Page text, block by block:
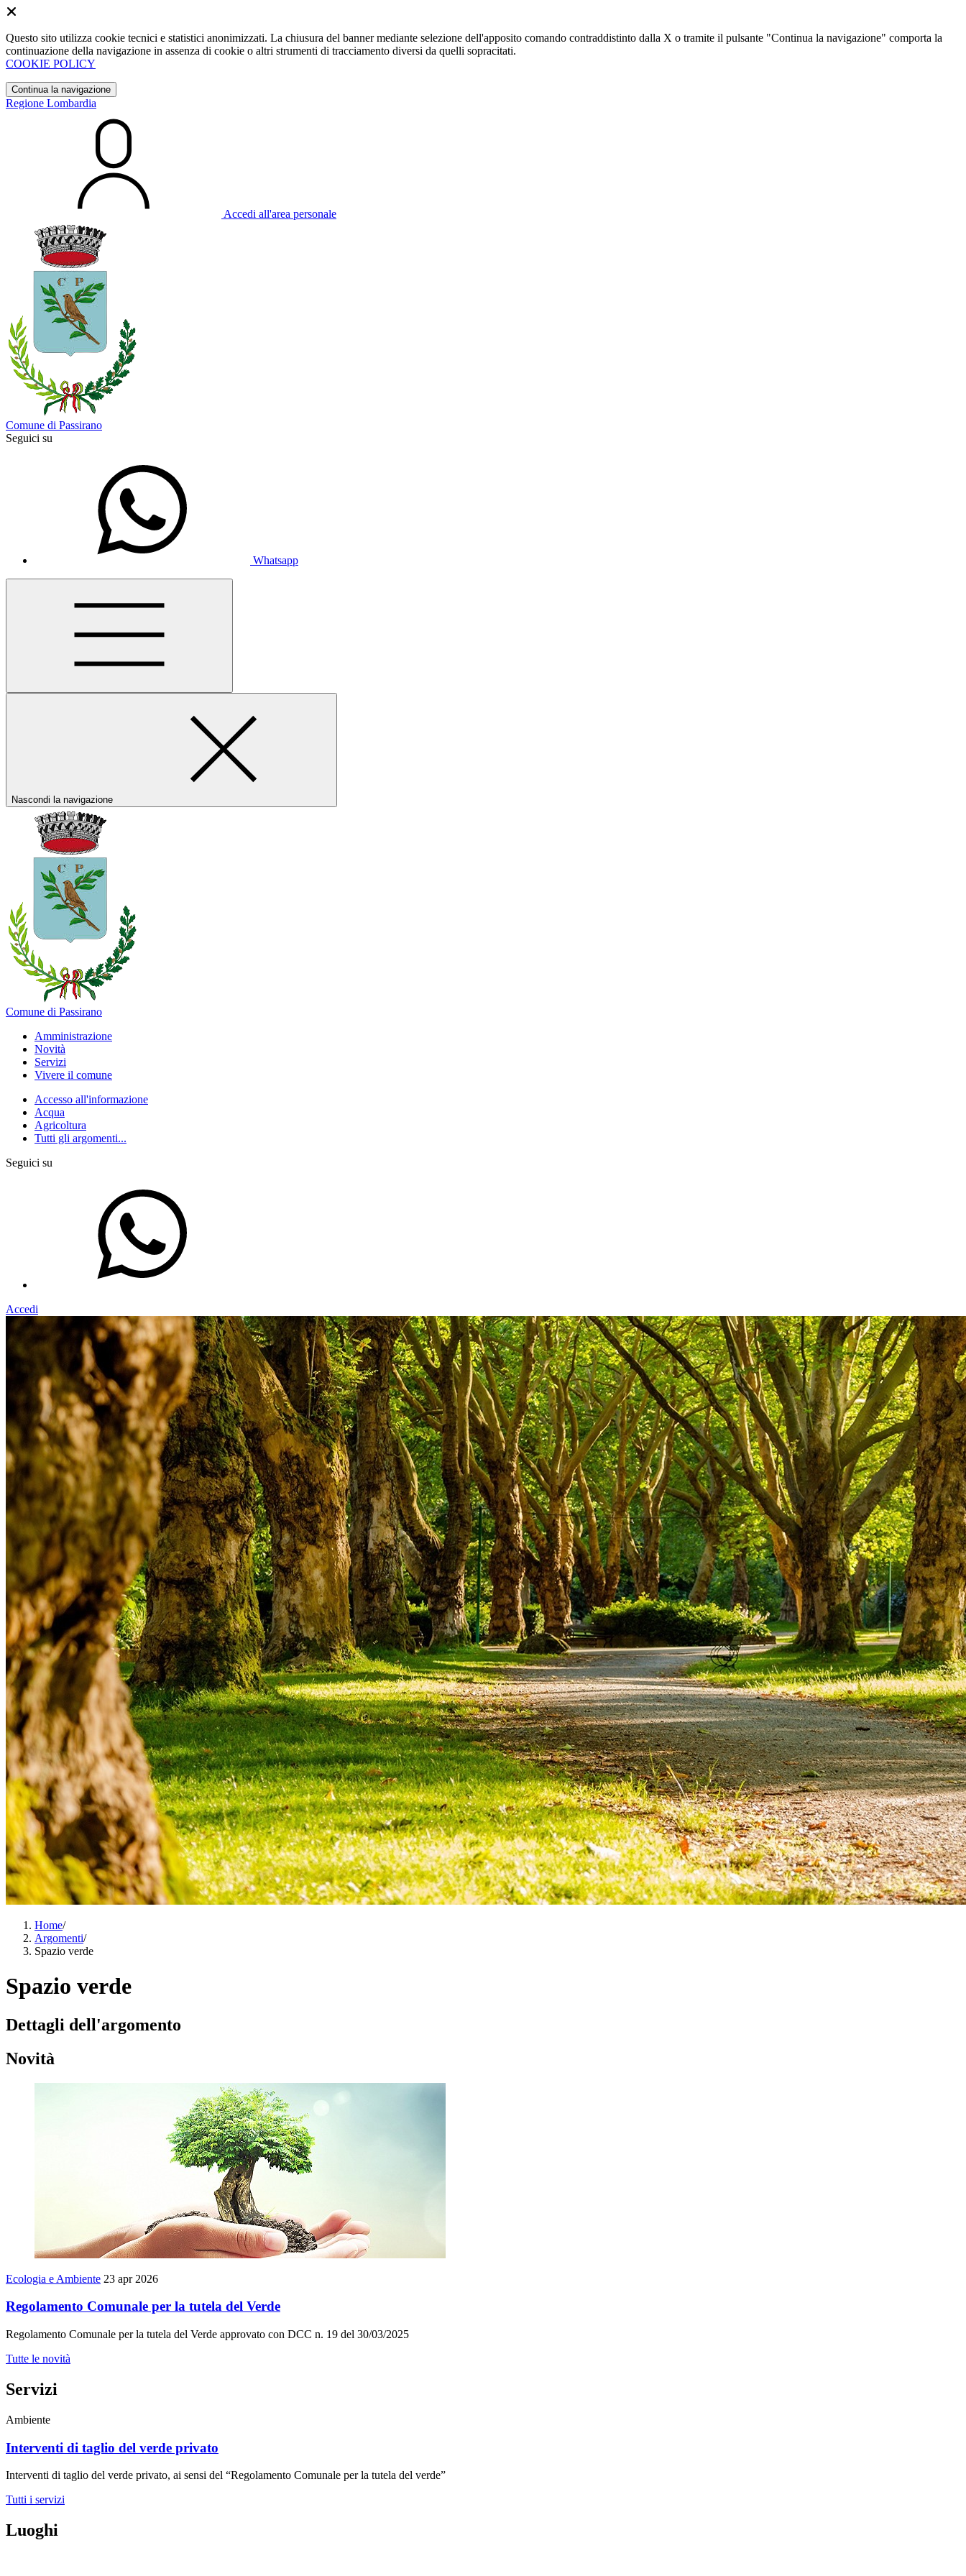
Questo sito utilizza cookie tecnici e statistici anonimizzati. La chiusura del banner mediante selezione dell'apposito comando contraddistinto dalla X o tramite il pulsante "Continua la navigazione" comporta la
continuazione della navigazione in assenza di cookie o altri strumenti di tracciamento diversi da quelli sopracitati.
COOKIE POLICY
Continua la navigazione
Regione Lombardia
Accedi all'area personale
Comune di Passirano
Seguici su
Whatsapp
Nascondi la navigazione
Comune di Passirano
Amministrazione
Novità
Servizi
Vivere il comune
Accesso all'informazione
Acqua
Agricoltura
Tutti gli argomenti...
Seguici su
Accedi
Home/
Argomenti/
Spazio verde
Spazio verde
Dettagli dell'argomento
Novità
Ecologia e Ambiente 23 apr 2026
Regolamento Comunale per la tutela del Verde
Regolamento Comunale per la tutela del Verde approvato con DCC n. 19 del 30/03/2025
Tutte le novità
Servizi
Ambiente
Interventi di taglio del verde privato
Interventi di taglio del verde privato, ai sensi del “Regolamento Comunale per la tutela del verde”
Tutti i servizi
Luoghi